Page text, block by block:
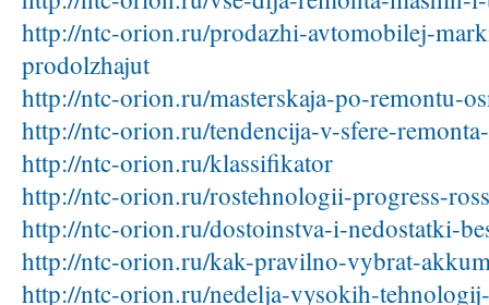
http://ntc-orion.ru/prodazhi-avtomobilej-
prodolzhajut
http://ntc-orion.ru/masterskaja-po-remontu-
http://ntc-orion.ru/tendencija-v-sfere-
http://ntc-orion.ru/klassifikator
http://ntc-orion.ru/rostehnologii-progress-
http://ntc-orion.ru/dostoinstva-i-nedostatki-
http://ntc-orion.ru/kak-pravilno-vybrat-
http://ntc-orion.ru/nedelja-vysokih-